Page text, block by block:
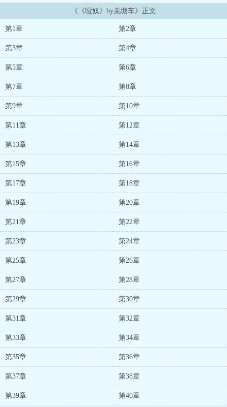
仅是一个企业的腐败，更是涉及到了更大的利益网络，竟然与一些权
势家族息息相关。随着调查的深入，苏烨发现自己已经成为了棋局中
翔将顶点笔趣阁视作一种信仰，不再只是简单的阅读工具，而是一处
能让他汲取力量和智慧的园地。他开始在团队中分享自己的写作，也
将自己的生活经历转化为一个个故事，鼓励更多的人加入到这个大家
庭中，享受阅读的乐趣、探索的快乐。李翔明白，在文字的世界里，
大家都是探险者，有着自己的使命和梦想。无论生活多么平淡，只要
保有热爱的心，人生的旅程就将熠熠生辉。在一个被茂密森林和高耸
高大，体格健壮，拥有强大的力量和敏锐的感官。在这个世界的深
处，传说中隐藏着一种顶级的omega，拥有无与伦比的吸引力，可以
让任何兽人为其倾心。陆琛的家庭背景并不简单，他身处的圈子让苏
婉倍感压力。陆琛的父母对他的感情生活有着严格的要求，而他也在
父母与苏婉之间陷入了深深的矛盾。苏婉虽然深爱着陆琛，但面对复
杂的家族压力和自己的不安，内心也开始动摇。在一次误会之后，苏
婉选择了距离，试图给彼此一些空间。......
《《哑奴》by羌塘车》正文
第1章 第2章
第3章 第4章
第5章 第6章
第7章 第8章
第9章 第10章
第11章 第12章
第13章 第14章
第15章 第16章
第17章 第18章
第19章 第20章
第21章 第22章
第23章 第24章
第25章 第26章
第27章 第28章
第29章 第30章
第31章 第32章
第33章 第34章
第35章 第36章
第37章 第38章
第39章 第40章